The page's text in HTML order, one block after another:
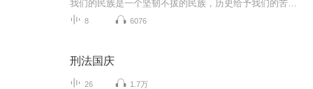
8 6076
刑法国庆
26 1.7万